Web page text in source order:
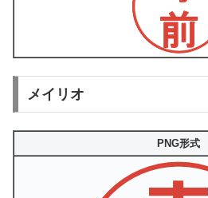
メイリオ
PNG形式